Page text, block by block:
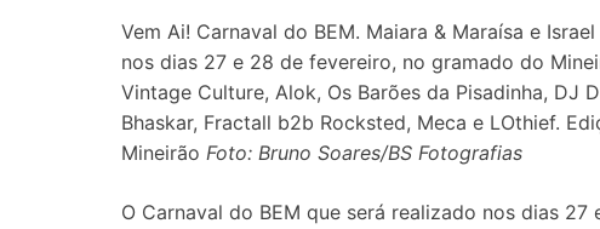
Vem Ai! Carnaval do BEM. Maiara & Maraísa e
nos dias 27 e 28 de fevereiro, no gramado do
Vintage Culture, Alok, Os Barões da Pisadinha, DJ
Bhaskar, Fractall b2b Rocksted, Meca e LOthief.
Mineirão Foto: Bruno Soares/BS Fotografias
O Carnaval do BEM que será realizado nos dias